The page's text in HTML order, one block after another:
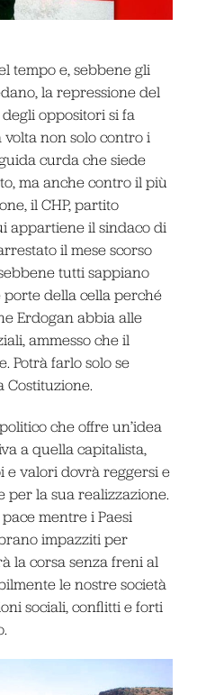
tempo e, sebbene gli
la repressione del
oppositori si fa
non solo contro i
curda che siede
ma anche contro il più
il CHP, partito
appartiene il sindaco di
il mese scorso
tutti sappiano
della cella perché
Erdogan abbia alle
ammesso che il
Potrà farlo solo se
Costituzione.
che offre un’idea
a quella capitalista,
valori dovrà reggersi e
per la sua realizzazione.
mentre i Paesi
impazziti per
la corsa senza freni al
le nostre società
sociali, conflitti e forti